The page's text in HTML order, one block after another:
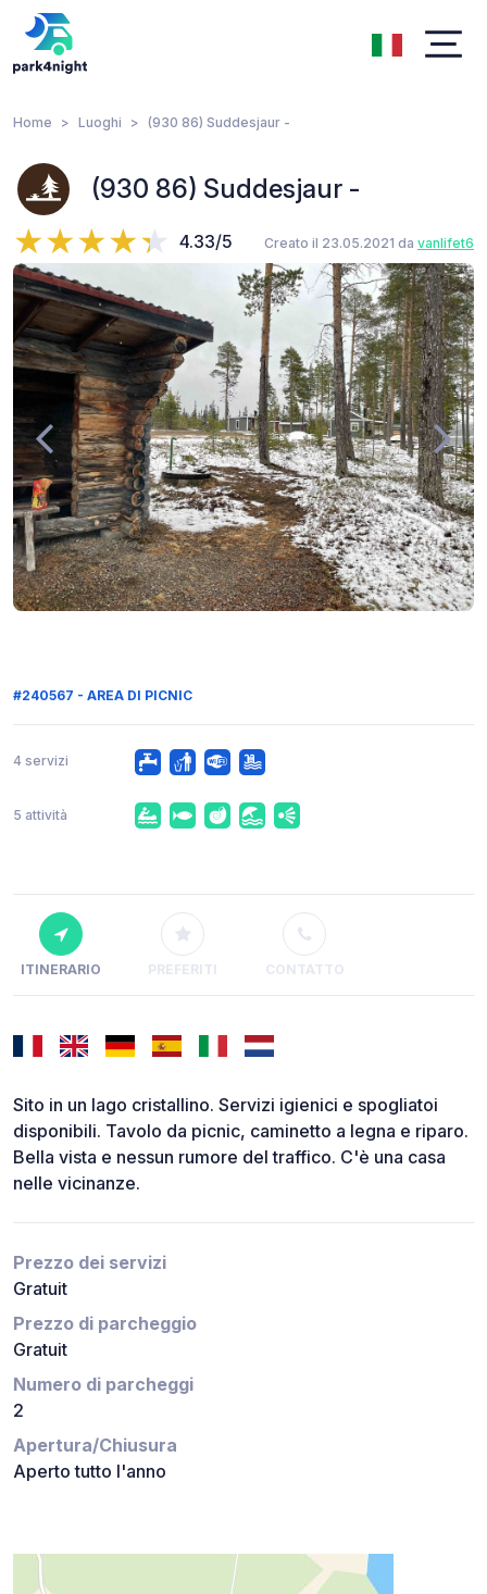
Home Luoghi (930 86) Suddesjaur -
(930 86) Suddesjaur -
4.33/5 Creato il 23.05.2021 da vanlifet6
#240567 - AREA DI PICNIC
4 servizi
5 attività
ITINERARIO PREFERITI CONTATTO
Sito in un lago cristallino. Servizi igienici e spogliatoi
disponibili. Tavolo da picnic, caminetto a legna e riparo.
Bella vista e nessun rumore del traffico. C'è una casa
nelle vicinanze.
Prezzo dei servizi
Gratuit
Prezzo di parcheggio
Gratuit
Numero di parcheggi
2
Apertura/Chiusura
Aperto tutto l'anno